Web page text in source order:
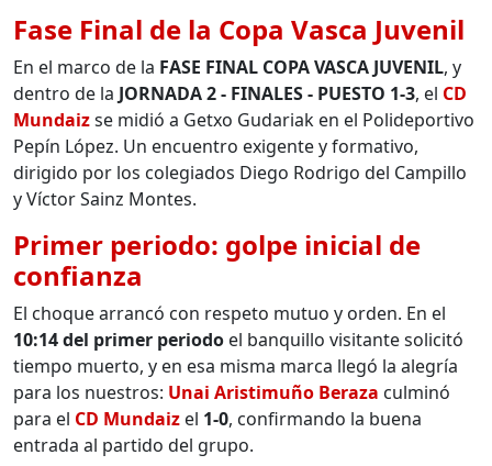
Fase Final de la Copa Vasca Juvenil
En el marco de la FASE FINAL COPA VASCA JUVENIL, y
dentro de la JORNADA 2 - FINALES - PUESTO 1-3, el CD
Mundaizse midió a Getxo Gudariak en el Polideportivo
Pepín López. Un encuentro exigente y formativo,
dirigido por los colegiados Diego Rodrigo del Campillo
y Víctor Sainz Montes.
Primer periodo: golpe inicial de
confianza
El choque arrancó con respeto mutuo y orden. En el
10:14 del primer periodo el banquillo visitante solicitó
tiempo muerto, y en esa misma marca llegó la alegría
para los nuestros: Unai Aristimuño Beraza culminó
para el CD Mundaiz el 1-0, confirmando la buena
entrada al partido del grupo.